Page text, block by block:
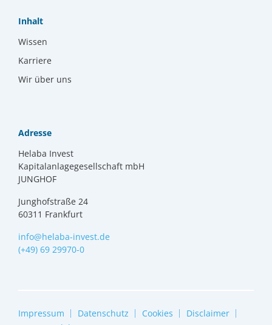
Inhalt
Wissen
Karriere
Wir über uns
Adresse
Helaba Invest
Kapitalanlagegesellschaft mbH
JUNGHOF
Junghofstraße 24
60311 Frankfurt
info@helaba-invest.de
(+49) 69 29970-0
Impressum Datenschutz Cookies
Disclaimer